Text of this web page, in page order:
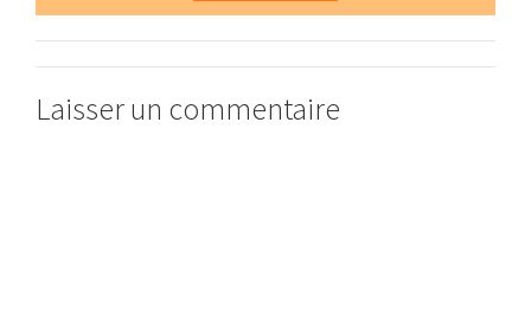
Laisser un commentaire